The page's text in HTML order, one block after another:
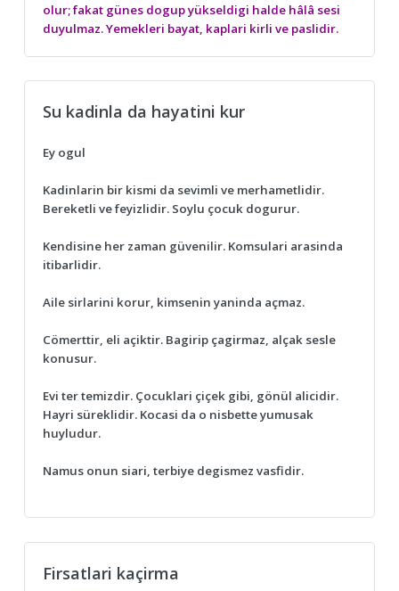
olur; fakat günes dogup yükseldigi halde hâlâ sesi
duyulmaz. Yemekleri bayat, kaplari kirli ve paslidir.
Su kadinla da hayatini kur
Ey ogul
Kadinlarin bir kismi da sevimli ve merhametlidir.
Bereketli ve feyizlidir. Soylu çocuk dogurur.
Kendisine her zaman güvenilir. Komsulari arasinda
itibarlidir.
Aile sirlarini korur, kimsenin yaninda açmaz.
Cömerttir, eli açiktir. Bagirip çagirmaz, alçak sesle
konusur.
Evi ter temizdir. Çocuklari çiçek gibi, gönül alicidir.
Hayri süreklidir. Kocasi da o nisbette yumusak
huyludur.
Namus onun siari, terbiye degismez vasfidir.
Firsatlari kaçirma